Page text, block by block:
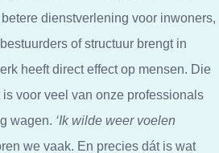
dienstverlening voor inwoners,
of structuur brengt in
heeft direct effect op mensen. Die
voor veel van onze professionals
wagen. ‘Ik wilde weer voelen
we vaak. En precies dát is wat